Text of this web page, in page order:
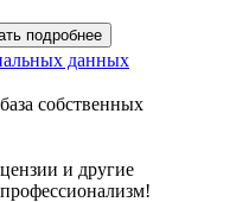
подробнее
данных
собственных
и другие